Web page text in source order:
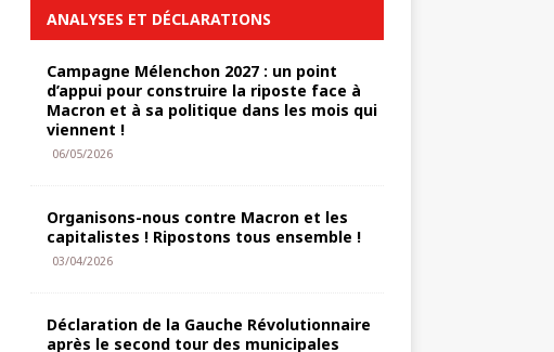
ANALYSES ET DÉCLARATIONS
Campagne Mélenchon 2027 : un point
d’appui pour construire la riposte face à
Macron et à sa politique dans les mois qui
viennent !
06/05/2026
Organisons-nous contre Macron et les
capitalistes ! Ripostons tous ensemble !
03/04/2026
Déclaration de la Gauche Révolutionnaire
après le second tour des municipales